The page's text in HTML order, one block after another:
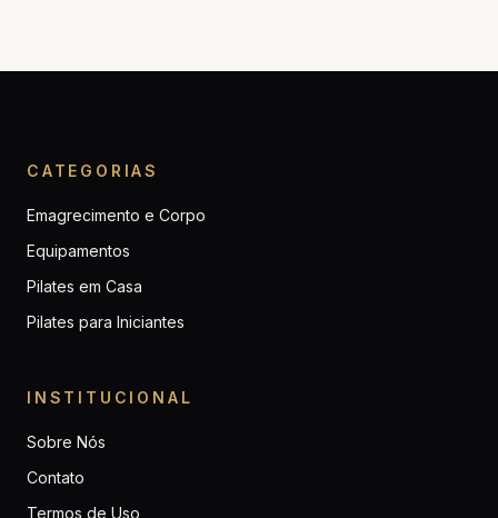
CATEGORIAS
Emagrecimento e Corpo
Equipamentos
Pilates em Casa
Pilates para Iniciantes
INSTITUCIONAL
Sobre Nós
Contato
Termos de Uso